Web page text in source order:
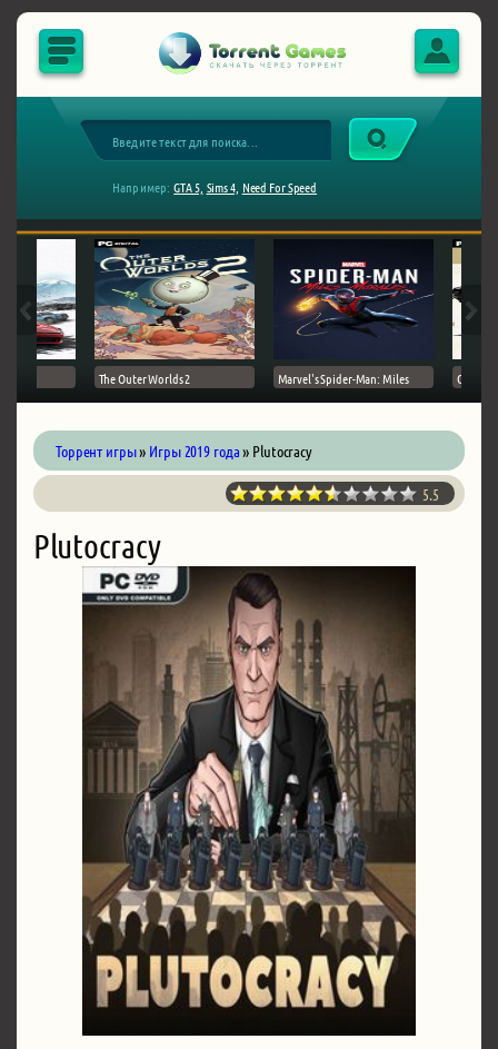
Например: GTA 5, Sims 4, Need For Speed
The Outer Worlds 2 Marvel's Spider-Man: Miles Ghost
Торрент игры» Игры 2019 года» Plutocracy
5.5
Plutocracy